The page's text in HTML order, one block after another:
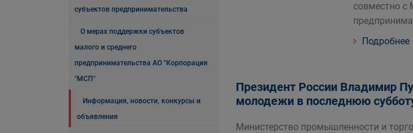
субъектов предпринимательства
О мерах поддержки субъектов
малого и среднего
предпринимательства АО "Корпорация
"МСП"
Информация, новости, конкурсы и
объявления
совместно с
Подробнее
Президент России Владимир
молодежи в последнюю
Министерство промышленности и